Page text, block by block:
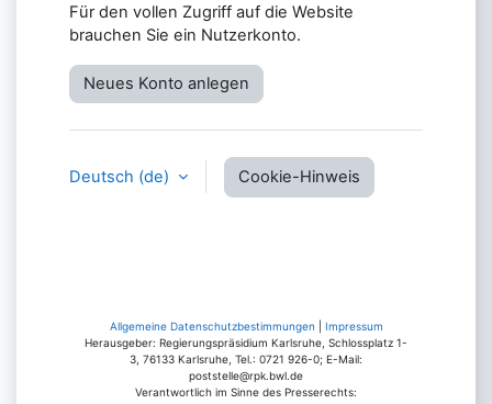
Für den vollen Zugriff auf die Website
brauchen Sie ein Nutzerkonto.
Neues Konto anlegen
Deutsch ‎(de)‎ Cookie-Hinweis
Allgemeine Datenschutzbestimmungen
Impressum
Herausgeber: Regierungspräsidium Karlsruhe, Schlossplatz 1-
3, 76133 Karlsruhe, Tel.: 0721 926-0; E-Mail:
poststelle@rpk.bwl.de
Verantwortlich im Sinne des Presserechts: